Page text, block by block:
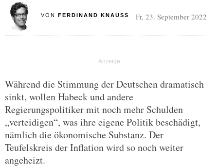
VON FERDINAND KNAUSS Fr, 23. September 2022
Während die Stimmung der Deutschen dramatisch
sinkt, wollen Habeck und andere
Regierungspolitiker mit noch mehr Schulden
„verteidigen“, was ihre eigene Politik beschädigt,
nämlich die ökonomische Substanz. Der
Teufelskreis der Inflation wird so noch weiter
angeheizt.